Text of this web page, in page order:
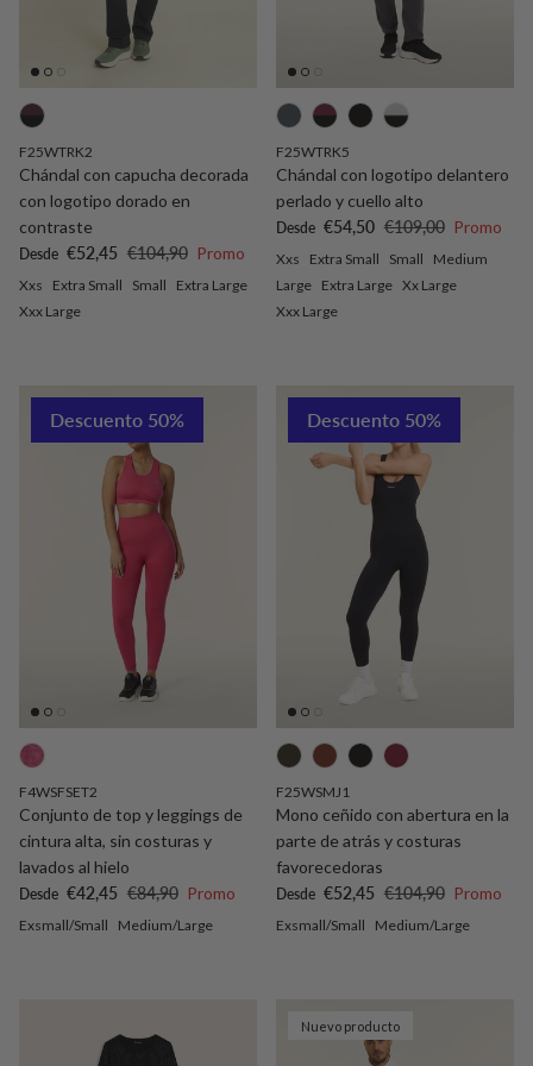
F25WTRK2
Chándal con capucha decorada
con logotipo dorado en
contraste
Precio de venta
Desde €52,45 Precio normal
€104,90 Promo
Xxs Extra Small Small
Extra Large
Xxx Large
F25WTRK5
Chándal con logotipo delantero
perlado y cuello alto
Precio de venta
Desde €54,50 Precio normal
€109,00 Promo
Xxs Extra Small Small
Medium
Large Extra Large Xx Large
Xxx Large
Descuento 50%
F4WSFSET2
Conjunto de top y leggings de
cintura alta, sin costuras y
lavados al hielo
Precio de venta
Desde €42,45 Precio normal
€84,90 Promo
Exsmall/Small Medium/Large
Descuento 50%
F25WSMJ1
Mono ceñido con abertura en la
parte de atrás y costuras
favorecedoras
Precio de venta
Desde €52,45 Precio normal
€104,90 Promo
Exsmall/Small Medium/Large
Nuevo producto